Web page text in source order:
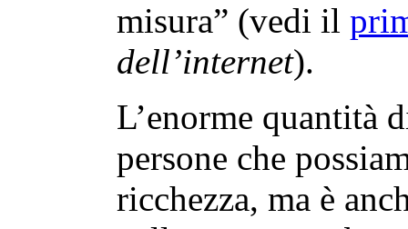
misura” (vedi il
dell’internet).
L’enorme quantità
persone che
ricchezza, ma è